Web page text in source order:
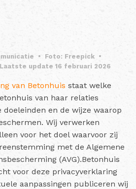
• Foto: Freepick •
Laatste update 16 februari 2026
van Betonhuis staat welke
van haar relaties
en de wijze waarop
Wij verwerken
voor het doel waarvoor zij
met de Algemene
(AVG).Betonhuis
voor deze privacyverklaring
aanpassingen publiceren wij